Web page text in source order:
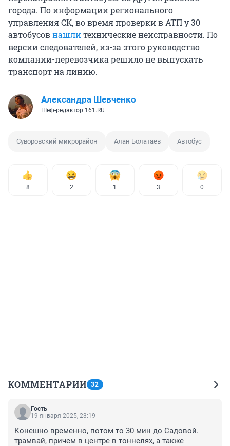
города. По информации регионального
управления СК, во время проверки в АТП у 30
автобусовнашлитехнические неисправности. По
версии следователей, из-за этого руководство
компании-перевозчика решило не выпускать
транспорт на линию.
Александра Шевченко
Шеф-редактор 161.RU
Суворовский микрорайон Алан Болатаев Автобус
8 2 1 3 0
КОММЕНТАРИИ 32
Гость
19 января 2025, 23:19
Конешно временно, потом то 30 мин до Садовой.
трамвай, причем в центре в тоннелях, а также